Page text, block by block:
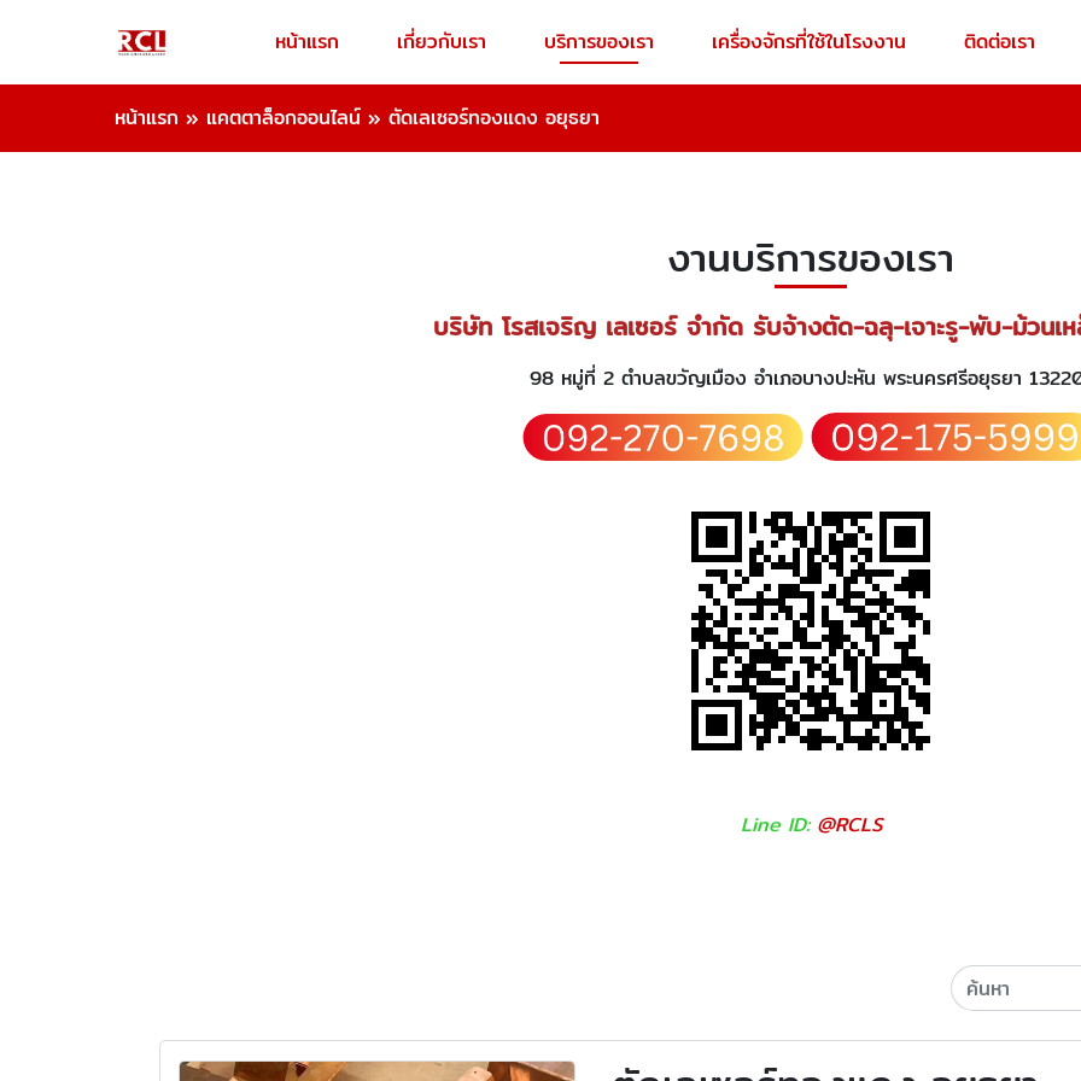
หน้าแรก เกี่ยวกับเรา บริการของเรา เครื่องจักรที่ใช้ในโรงงาน ติดต่อเรา
หน้าแรก » แคตตาล็อกออนไลน์ » ตัดเลเซอร์ทองแดง อยุธยา
งานบริการของเรา
บริษัท โรสเจริญ เลเซอร์ จำกัด รับจ้างตัด-ฉลุ-เจาะรู-พับ-ม้วนเห
98 หมู่ที่ 2 ตำบลขวัญเมือง อำเภอบางปะหัน พระนครศรีอยุธยา
Line ID: @RCLS